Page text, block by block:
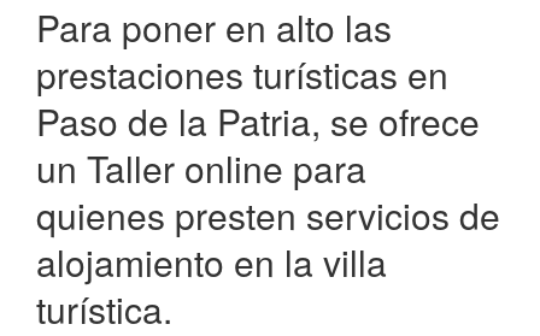
Para poner en alto las
prestaciones turísticas en
Paso de la Patria, se ofrece
un Taller online para
quienes presten servicios de
alojamiento en la villa
turística.